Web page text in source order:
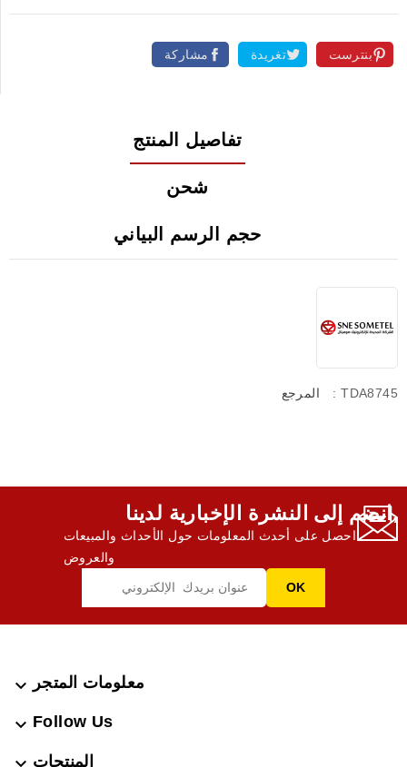
مشاركة تغريدة بنترست
تفاصيل المنتج
شحن
حجم الرسم البياني
المرجع : TDA8745
انضم إلى النشرة الإخبارية لدينا,
احصل على أحدث المعلومات حول الأحداث والمبيعات
والعروض
معلومات المتجر 
Follow Us

المنتجات